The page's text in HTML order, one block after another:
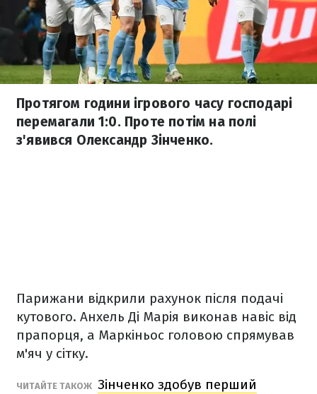
Протягом години ігрового часу господарі
перемагали 1:0. Проте потім на полі
з'явився Олександр Зінченко.
Парижани відкрили рахунок після подачі
кутового. Анхель Ді Марія виконав навіс від
прапорця, а Маркіньос головою спрямував
м'яч у сітку.
ЧИТАЙТЕ ТАКОЖ Зінченко здобув перший